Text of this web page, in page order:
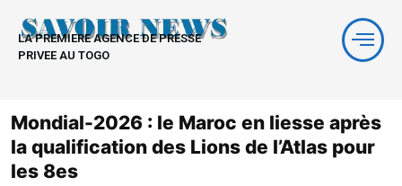
contenu
LA PREMIERE AGENCE DE PRESSE
PRIVEE AU TOGO
Mondial-2026 : le Maroc en liesse après
la qualification des Lions de l’Atlas pour
les 8es